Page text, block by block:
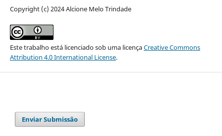
Copyright (c) 2024 Alcione Melo Trindade
Este trabalho está licenciado sob uma licençaCreative Commons
Attribution 4.0 International License.
Enviar Submissão